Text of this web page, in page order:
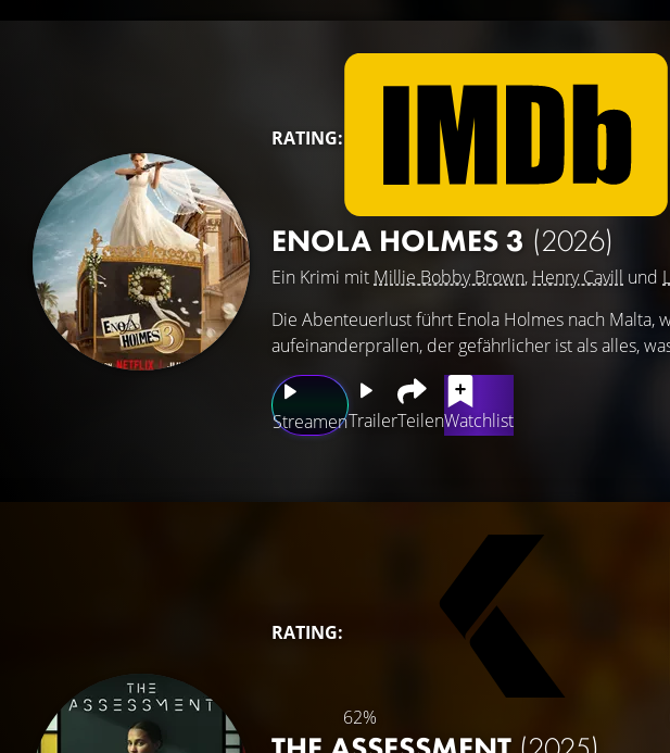
RATING:
ENOLA HOLMES 3 (2026)
Ein Krimi mit Millie Bobby Brown, Henry Cavill und
StreamenTrailerTeilenWatchlist
Die Abenteuerlust führt Enola Holmes nach Malta,
aufeinanderprallen, der gefährlicher ist als alles,
RATING:
62%